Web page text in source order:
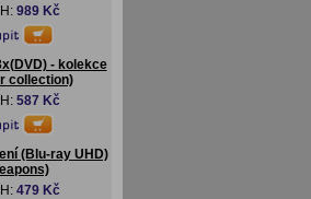
989 Kč
- kolekce
collection)
587 Kč
(Blu-ray UHD)
479 Kč